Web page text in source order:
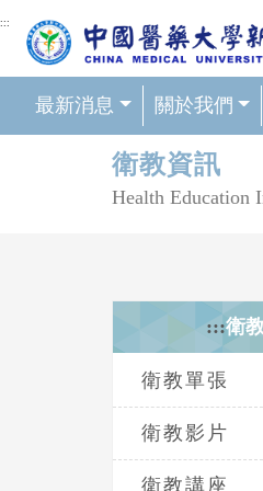
網頁頂端重要消息及連
:::
最新消息 關於我們
衛教資訊
Health Education
:::衛
衛教單張
衛教影片
衛教講座